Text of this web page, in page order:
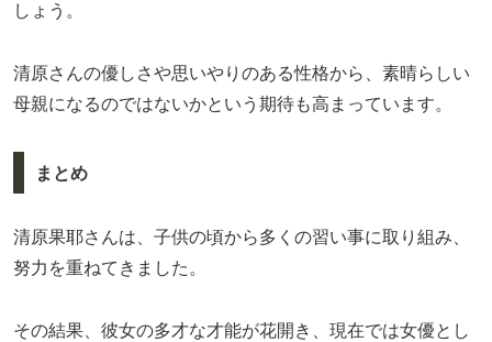
しょう。
清原さんの優しさや思いやりのある性格から、素晴らしい
母親になるのではないかという期待も高まっています。
まとめ
清原果耶さんは、子供の頃から多くの習い事に取り組み、
努力を重ねてきました。
その結果、彼女の多才な才能が花開き、現在では女優とし